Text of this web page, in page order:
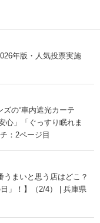
年版・人気投票実施
の“車内遮光カーテ
心」「ぐっすり眠れま
：2ページ目
まいと思う店はどこ？
」！】（2/4） | 兵庫県